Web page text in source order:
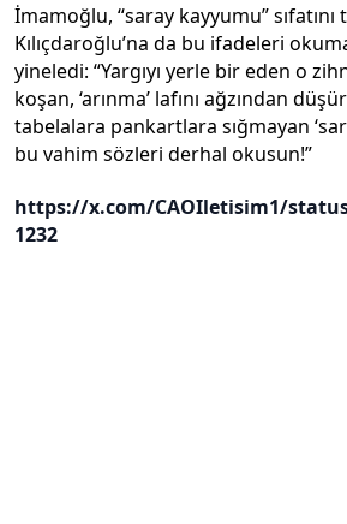
İmamoğlu, “saray kayyumu” sıfatını
Kılıçdaroğlu’na da bu ifadeleri
yineledi: “Yargıyı yerle bir eden o
koşan, ‘arınma’ lafını ağzından
tabelalara pankartlara sığmayan
bu vahim sözleri derhal okusun!”
https://x.com/CAOIletisim1/
1232